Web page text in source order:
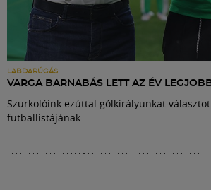
LABDARÚGÁS
VARGA BARNABÁS LETT AZ ÉV
Szurkolóink ezúttal gólkirályunkat
futballistájának.